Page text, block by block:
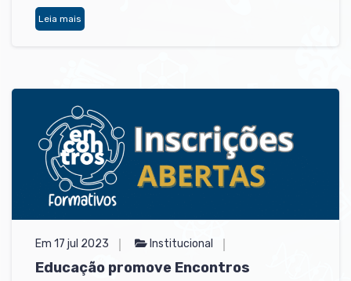
Leia mais
Em 17 jul 2023 Institucional
Educação promove Encontros